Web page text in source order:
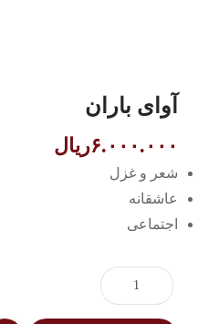
آوای باران
۶.۰۰۰.۰۰۰ریال
شعر و غزل
عاشقانه
اجتماعی